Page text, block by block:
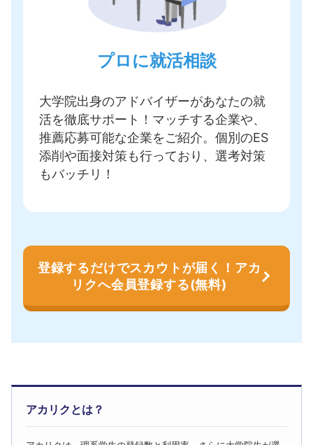
プロに就活相談
大学院出身のアドバイザーがあなたの就
活を徹底サポート！ マッチする企業や、
推薦応募可能な企業をご紹介。個別のES
添削や面接対策も行っており、選考対策
もバッチリ！
登録するだけでスカウトが届く！アカ
リクへ会員登録する(無料)
アカリクとは？